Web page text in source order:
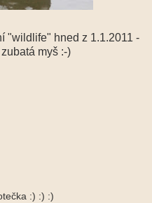
"wildlife" hned z 1.1.2011 -
myš :-)
:) :) :)